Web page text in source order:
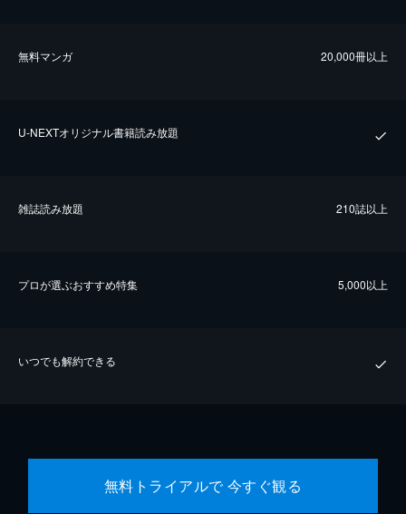
無料マンガ 20,000冊以上
U-NEXTオリジナル書籍読み放題
雑誌読み放題 210誌以上
プロが選ぶおすすめ特集 5,000以上
いつでも解約できる
無料トライアルで 今すぐ観る